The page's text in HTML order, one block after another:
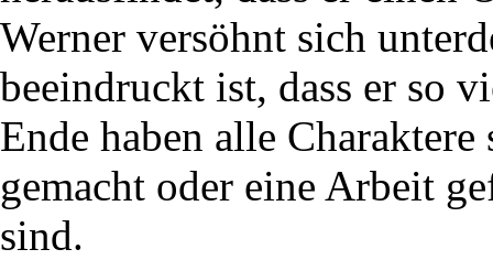
Werner versöhnt sich
beeindruckt ist, dass er so
Ende haben alle
gemacht oder eine Arbeit
sind.